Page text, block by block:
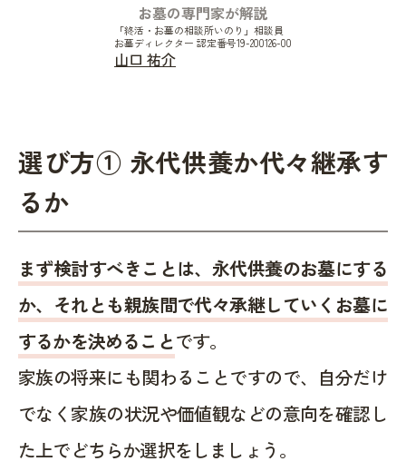
お墓の専門家が解説
「終活・お墓の相談所いのり」相談員
お墓ディレクター 認定番号19-200126-00
山口 祐介
選び方① 永代供養か代々継承す
るか
まず検討すべきことは、永代供養のお墓にする
か、それとも親族間で代々承継していくお墓に
するかを決めることです。
家族の将来にも関わることですので、自分だけ
でなく家族の状況や価値観などの意向を確認し
た上でどちらか選択をしましょう。